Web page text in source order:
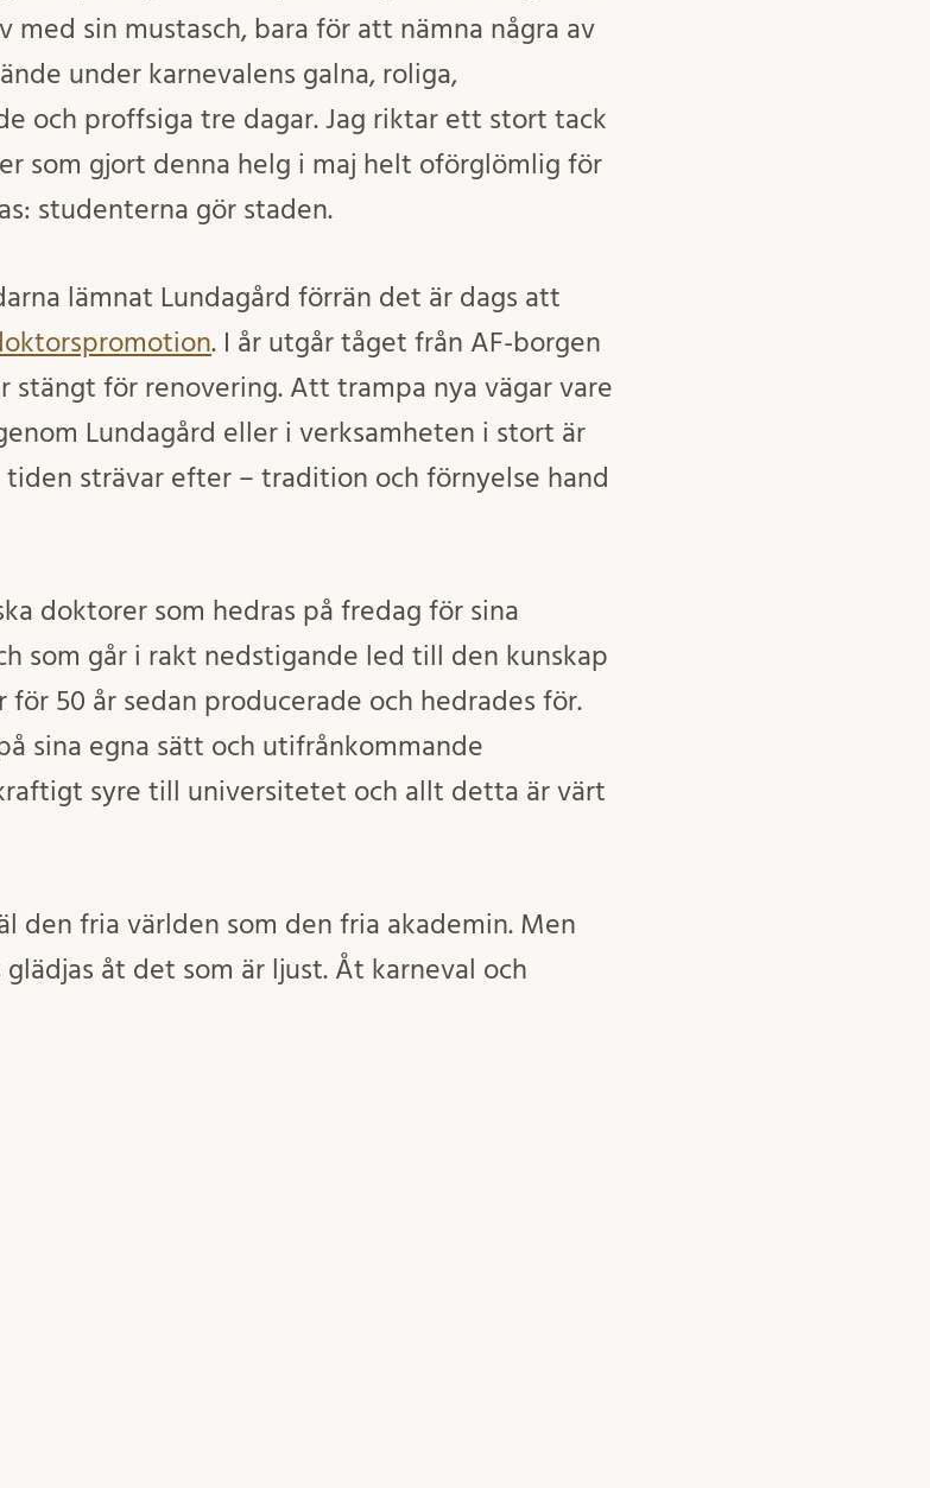
med sin mustasch, bara för att nämna några av
under karnevalens galna, roliga,
och proffsiga tre dagar. Jag riktar ett stort tack
som gjort denna helg i maj helt oförglömlig för
studenterna gör staden.
lämnat Lundagård förrän det är dags att
. I år utgår tåget från AF-borgen
stängt för renovering. Att trampa nya vägar vare
Lundagård eller i verksamheten i stort är
strävar efter – tradition och förnyelse hand
doktorer som hedras på fredag för sina
som går i rakt nedstigande led till den kunskap
50 år sedan producerade och hedrades för.
sina egna sätt och utifrånkommande
syre till universitetet och allt detta är värt
den fria världen som den fria akademin. Men
åt det som är ljust. Åt karneval och